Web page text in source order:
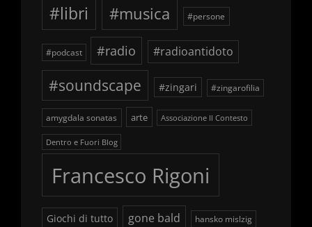
#libri #musica #persone
#podcast #radio #radioantidoto
#soundscape #zingari #zingarofilia
amygdala sonatas arte Associazione Il Contesto
Dentro e Fuori Blog
Francesco Rigoni
Giochi di tutto gone bald hansko mislzig